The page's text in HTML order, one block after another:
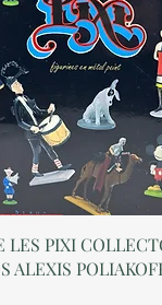
Aperçu rapide
LES PIXI
ALEXIS